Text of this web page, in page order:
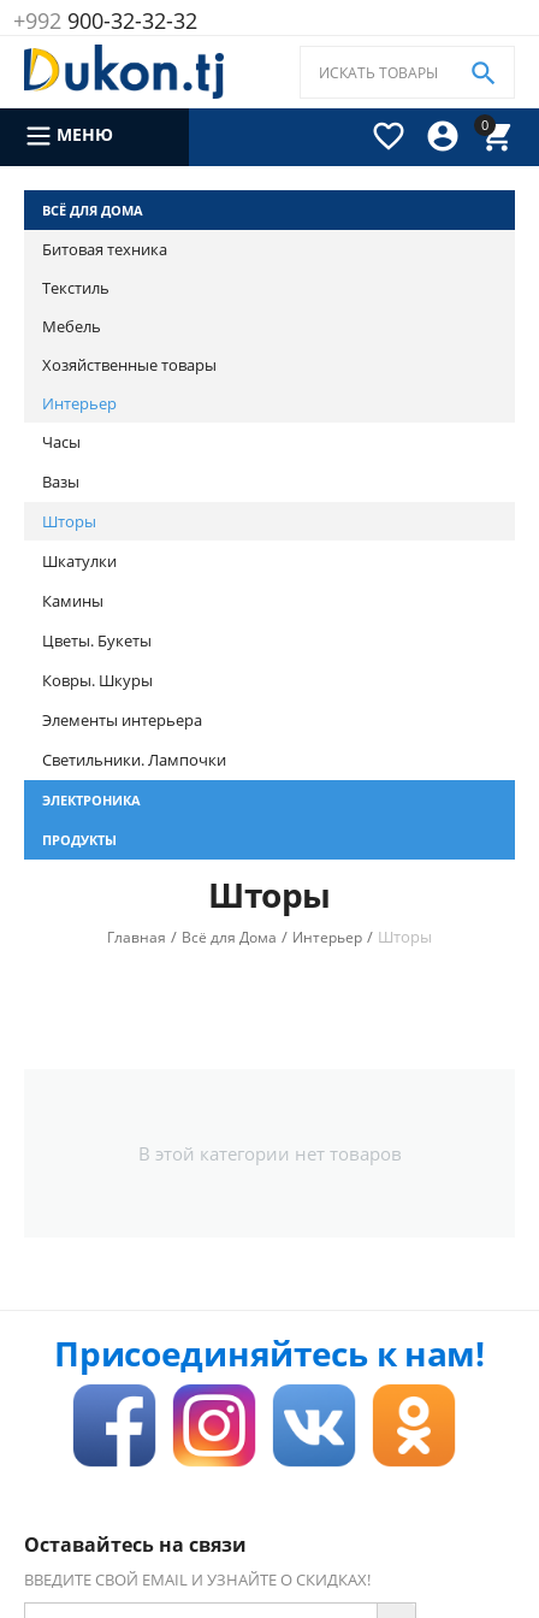
+992900-32-32-32
0




МЕНЮ
ВСЁ ДЛЯ ДОМА
Битовая техника
Текстиль
Мебель
Хозяйственные товары
Интерьер
Часы
Вазы
Шторы
Шкатулки
Камины
Цветы. Букеты
Ковры. Шкуры
Элементы интерьера
Светильники. Лампочки
ЭЛЕКТРОНИКА
ПРОДУКТЫ
Шторы
Главная / Всё для Дома / Интерьер / Шторы
В этой категории нет товаров
Присоединяйтесь к нам!
Оставайтесь на связи
ВВЕДИТЕ СВОЙ EMAIL И УЗНАЙТЕ О СКИДКАХ!